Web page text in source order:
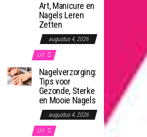
Art, Manicure en
Nagels Leren
Zetten
augustus 4, 2026
Uit
Nagelverzorging:
Tips voor
Gezonde, Sterke
en Mooie Nagels
augustus 4, 2026
Uit